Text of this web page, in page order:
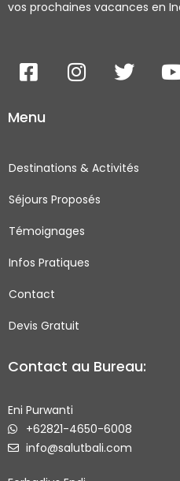
vos prochaines vacances en
F
a
e
o
k
-
q
u
a
r
I
n
g
a
m
T
w
e
Menu
Destinations & Activités
Séjours Proposés
Témoignages
Infos Pratiques
Contact
Devis Gratuit
Contact au Bureau:
Eni Purwanti
+62821-4650-6008
info@salutbali.com